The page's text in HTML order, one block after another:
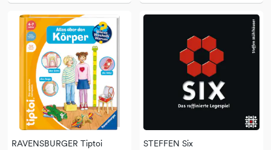
RAVENSBURGER Tiptoi
STEFFEN Six